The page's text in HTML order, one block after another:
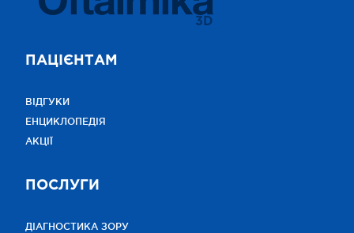
3D
ПАЦІЄНТАМ
ВІДГУКИ
ЕНЦИКЛОПЕДІЯ
АКЦІЇ
ПОСЛУГИ
ДІАГНОСТИКА ЗОРУ